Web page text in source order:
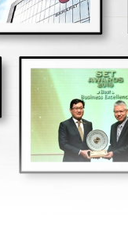
ะกรรมการตรวจสอบ
ะกรรมการสรรหาและ
บแทน
คณะกรรมการบริหารความ
ะกรรมการธรรมาภิบาล
ความยั่งยืน
คณะกรรมการบริหาร
ำปี (แบบ 56-1 One
ละคำอธิบายของฝ่ายจัด
ถือหุ้น
น
ารจ่ายเงินปันผล
าร
ระดับสูง